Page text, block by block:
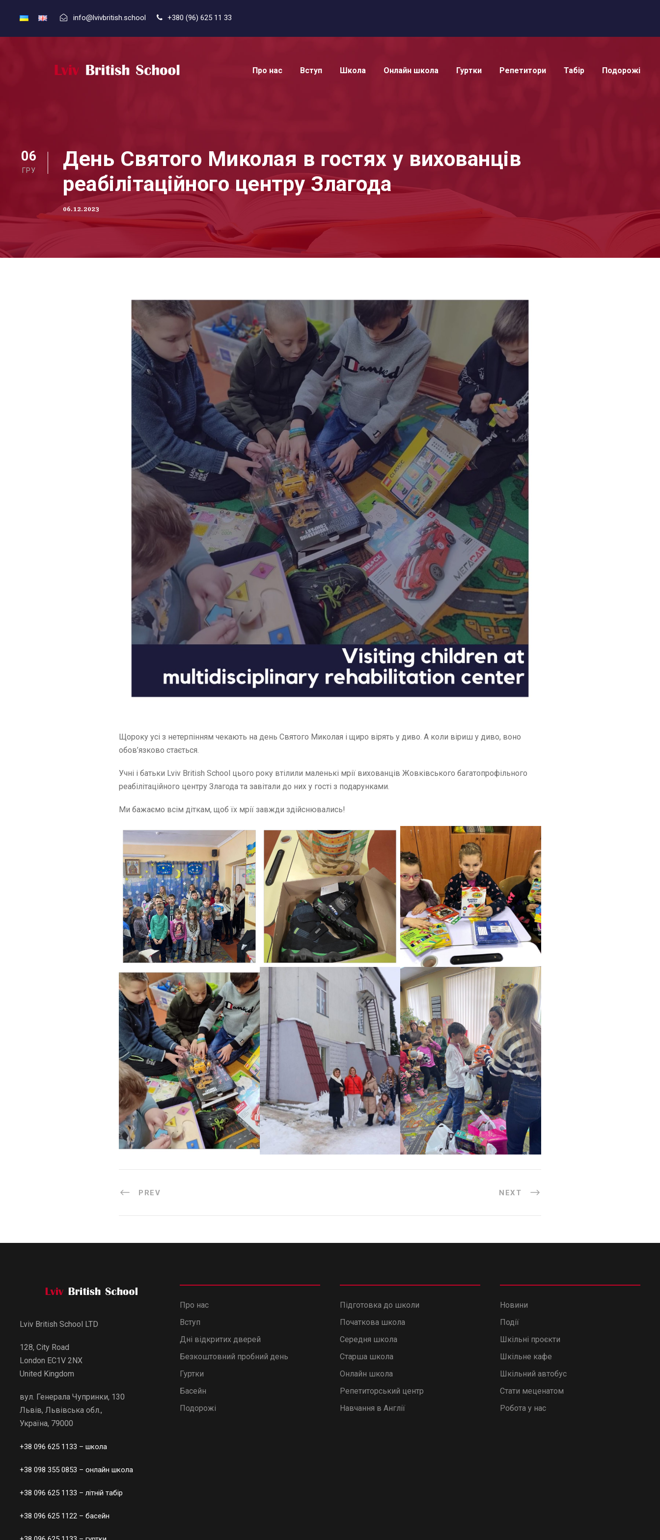
info@lvivbritish.school +380 (96) 625 11 33
Про нас Вступ Школа Онлайн школа Гуртки Репетитори Табір Подорожі
06
ГРУ
День Святого Миколая в гостях у вихованців
реабілітаційного центру Злагода
06.12.2023
Щороку усі з нетерпінням чекають на день Святого Миколая і щиро вірять у диво. А коли віриш у диво, воно
обов’язково стається.
Учні і батьки Lviv British School цього року втілили маленькі мрії вихованців Жовківського багатопрофільного
реабілітаційного центру Злагода та завітали до них у гості з подарунками.
Ми бажаємо всім діткам, щоб їх мрії завжди здійснювались!
PREV NEXT
Lviv British School LTD
128, City Road
London EC1V 2NX
United Kingdom
вул. Генерала Чупринки, 130
Львів, Львівська обл.,
Україна, 79000
+38 096 625 1133 – школа
+38 098 355 0853 – онлайн школа
+38 096 625 1133 – літній табір
+38 096 625 1122 – басейн
Про нас
Вступ
Дні відкритих дверей
Безкоштовний пробний день
Гуртки
Басейн
Подорожі
Підготовка до школи
Початкова школа
Середня школа
Старша школа
Онлайн школа
Репетиторський центр
Навчання в Англії
Новини
Події
Шкільні проєкти
Шкільне кафе
Шкільний автобус
Стати меценатом
Робота у нас